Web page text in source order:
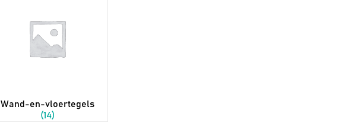
Wand-en-vloertegels
(14)